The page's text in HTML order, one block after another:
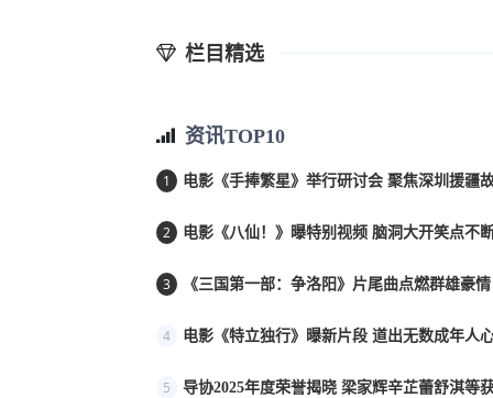
栏目精选
资讯TOP10
1 电影《手捧繁星》举行研讨会 聚焦深圳援疆
2 电影《八仙！》曝特别视频 脑洞大开笑点不
3 《三国第一部：争洛阳》片尾曲点燃群雄豪情
4 电影《特立独行》曝新片段 道出无数成年人
5 导协2025年度荣誉揭晓 梁家辉辛芷蕾舒淇等